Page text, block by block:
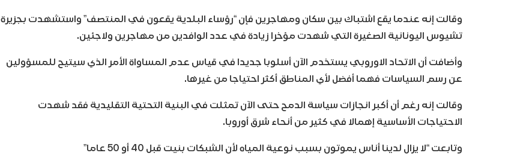
وقالت إنه عندما يقع اشتباك بين سكان ومهاجرين فإن “رؤساء البلدية يقعون في المنتصف” واستشهدت بجزيرة
تشيوس اليونانية الصغيرة التي شهدت مؤخرا زيادة في عدد الوافدين من مهاجرين ولاجئين.
وأضافت أن الاتحاد الاوروبي يستخدم الآن أسلوبا جديدا في قياس عدم المساواة الأمر الذي سيتيح للمسؤولين
عن رسم السياسات فهما أفضل لأي المناطق أكثر احتياجا من غيرها.
وقالت إنه رغم أن أكبر انجازات سياسة الدمح حتى الآن تمثلت في البنية التحتية التقليدية فقد شهدت
الاحتياجات الأساسية إهمالا في كثير من أنحاء شرق أوروبا.
وتابعت “لا يزال لدينا أناس يموتون بسبب نوعية المياه لأن الشبكات بنيت قبل 40 أو 50 عاما”